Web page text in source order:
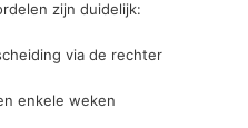
zijn duidelijk:
via de rechter
enkele weken